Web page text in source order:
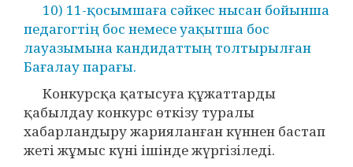
10) 11-қосымшаға сәйкес нысан бойынша
педагогтің бос немесе уақытша бос
лауазымына кандидаттың толтырылған
Бағалау парағы.
Конкурсқа қатысуға құжаттарды
қабылдау конкурс өткізу туралы
хабарландыру жарияланған күннен бастап
жеті жұмыс күні ішінде жүргізіледі.